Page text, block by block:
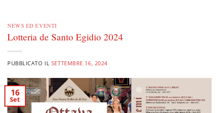
NEWS ED EVENTI
Lotteria de Santo Egidio 2024
PUBBLICATO IL SETTEMBRE 16, 2024
16
Set